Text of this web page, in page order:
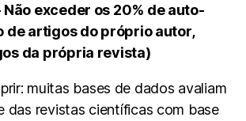
Não exceder os 20% de auto-
de artigos do próprio autor,
da própria revista)
muitas bases de dados avaliam
das revistas científicas com base